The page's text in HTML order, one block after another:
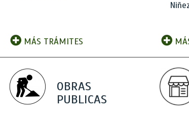
MÁS TRÁMITES
OBRAS
PUBLICAS